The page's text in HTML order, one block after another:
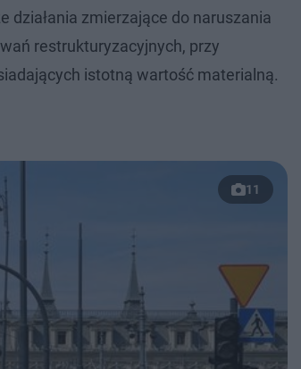
działania zmierzające do naruszania
restrukturyzacyjnych, przy
istotną wartość materialną.
11